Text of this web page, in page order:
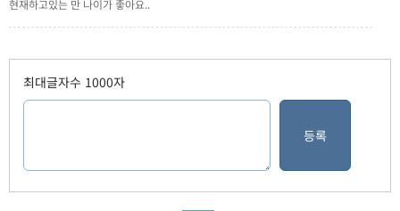
현재하고있는 만 나이가 좋아요..
최대글자수 1000자